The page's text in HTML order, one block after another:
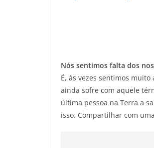
Nós sentimos falta dos
É, às vezes sentimos
ainda sofre com aquele
última pessoa na Terra a
isso. Compartilhar com